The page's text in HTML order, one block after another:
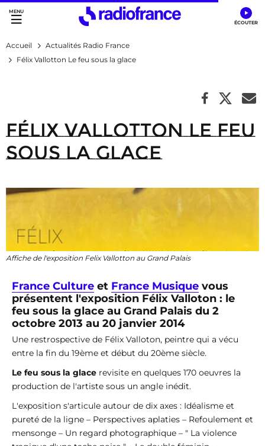
Accès direct :
Menu principal
Contenu
Accueil
Actualités Radio France
Félix Vallotton Le feu sous la glace
Félix Vallotton Le feu
sous la glace
Affiche de l'exposition Felix Vallotton au Grand Palais
France Culture et France Musique vous
présentent l'exposition Félix Valloton : le
feu sous la glace au Grand Palais du 2
octobre 2013 au 20 janvier 2014
Une restrospective de Félix Valloton, peintre qui a vécu
entre la fin du 19ème et début du 20ème siècle.
Le feu sous la glace revisite en quelques 170 oeuvres la
production de l'artiste sous un angle inédit.
L'exposition s'articule autour de dix axes : Idéalisme et
pureté de la ligne – Perspectives aplaties – Refoulement et
mensonge – Un regard photographique – " La violence